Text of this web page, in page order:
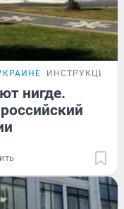
ИНСТРУКЦИЯ
нигде.